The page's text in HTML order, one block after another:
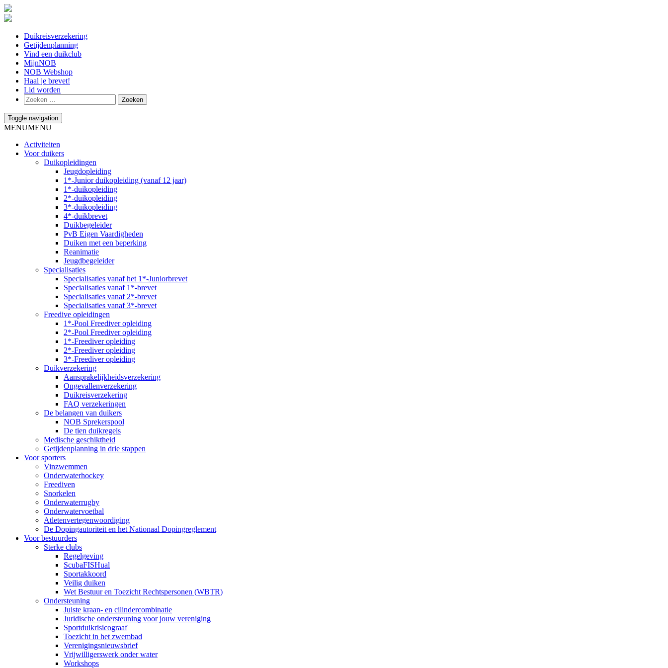
Duikreisverzekering
Getijdenplanning
Vind een duikclub
MijnNOB
NOB Webshop
Haal je brevet!
Lid worden
Toggle navigation
MENUMENU
Activiteiten
Voor duikers
Duikopleidingen
Jeugdopleiding
1*-Junior duikopleiding (vanaf 12 jaar)
1*-duikopleiding
2*-duikopleiding
3*-duikopleiding
4*-duikbrevet
Duikbegeleider
PvB Eigen Vaardigheden
Duiken met een beperking
Reanimatie
Jeugdbegeleider
Specialisaties
Specialisaties vanaf het 1*-Juniorbrevet
Specialisaties vanaf 1*-brevet
Specialisaties vanaf 2*-brevet
Specialisaties vanaf 3*-brevet
Freedive opleidingen
1*-Pool Freediver opleiding
2*-Pool Freediver opleiding
1*-Freediver opleiding
2*-Freediver opleiding
3*-Freediver opleiding
Duikverzekering
Aansprakelijkheidsverzekering
Ongevallenverzekering
Duikreisverzekering
FAQ verzekeringen
De belangen van duikers
NOB Sprekerspool
De tien duikregels
Medische geschiktheid
Getijdenplanning in drie stappen
Voor sporters
Vinzwemmen
Onderwaterhockey
Freediven
Snorkelen
Onderwaterrugby
Onderwatervoetbal
Atletenvertegenwoordiging
De Dopingautoriteit en het Nationaal Dopingreglement
Voor bestuurders
Sterke clubs
Regelgeving
ScubaFISHual
Sportakkoord
Veilig duiken
Wet Bestuur en Toezicht Rechtspersonen (WBTR)
Ondersteuning
Juiste kraan- en cilindercombinatie
Juridische ondersteuning voor jouw vereniging
Sportduikrisicograaf
Toezicht in het zwembad
Verenigingsnieuwsbrief
Vrijwilligerswerk onder water
Workshops